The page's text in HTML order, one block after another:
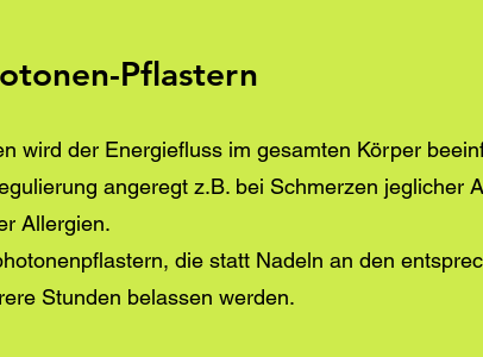
Pflastern
wird der Energiefluss im gesamten Körper
angeregt z.B. bei Schmerzen jeglicher
Allergien.
die statt Nadeln an den
Stunden belassen werden.